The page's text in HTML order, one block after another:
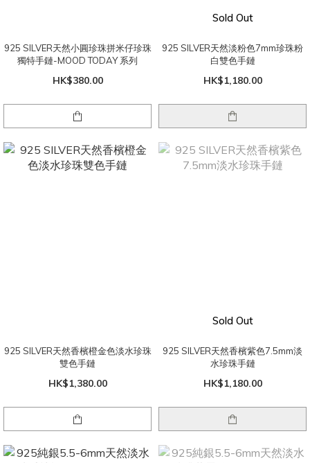
925 SILVER天然小圓珍珠拼米仔珍珠
獨特手鏈-MOOD TODAY 系列
HK$380.00
Sold Out
925 SILVER天然淡粉色7mm珍珠粉
白雙色手鏈
HK$1,180.00
925 SILVER天然香檳橙金色淡水珍珠
雙色手鏈
HK$1,380.00
Sold Out
925 SILVER天然香檳紫色7.5mm淡
水珍珠手鏈
HK$1,180.00